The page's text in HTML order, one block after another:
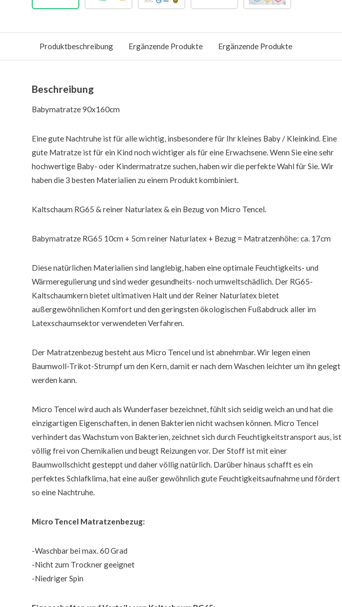
Produktbeschreibung Ergänzende Produkte Ergänzende Produkte
Beschreibung
Babymatratze 90x160cm
Eine gute Nachtruhe ist für alle wichtig, insbesondere für Ihr kleines Baby / Kleinkind. Eine
gute Matratze ist für ein Kind noch wichtiger als für eine Erwachsene. Wenn Sie eine sehr
hochwertige Baby- oder Kindermatratze suchen, haben wir die perfekte Wahl für Sie. Wir
haben die 3 besten Materialien zu einem Produkt kombiniert.
Kaltschaum RG65 & reiner Naturlatex & ein Bezug von Micro Tencel.
Babymatratze RG65 10cm + 5cm reiner Naturlatex + Bezug = Matratzenhöhe: ca. 17cm
Diese natürlichen Materialien sind langlebig, haben eine optimale Feuchtigkeits- und
Wärmeregulierung und sind weder gesundheits- noch umweltschädlich. Der RG65-
Kaltschaumkern bietet ultimativen Halt und der Reiner Naturlatex bietet
außergewöhnlichen Komfort und den geringsten ökologischen Fußabdruck aller im
Latexschaumsektor verwendeten Verfahren.
Der Matratzenbezug besteht aus Micro Tencel und ist abnehmbar. Wir legen einen
Baumwoll-Trikot-Strumpf um den Kern, damit er nach dem Waschen leichter um ihn gelegt
werden kann.
Micro Tencel wird auch als Wunderfaser bezeichnet, fühlt sich seidig weich an und hat die
einzigartigen Eigenschaften, in denen Bakterien nicht wachsen können. Micro Tencel
verhindert das Wachstum von Bakterien, zeichnet sich durch Feuchtigkeitstransport aus, ist
völlig frei von Chemikalien und beugt Reizungen vor. Der Stoff ist mit einer
Baumwollschicht gesteppt und daher völlig natürlich. Darüber hinaus schafft es ein
perfektes Schlafklima, hat eine außer gewöhnlich gute Feuchtigkeitsaufnahme und fördert
so eine Nachtruhe.
Micro Tencel Matratzenbezug:
-Waschbar bei max. 60 Grad
-Nicht zum Trockner geeignet
-Niedriger Spin